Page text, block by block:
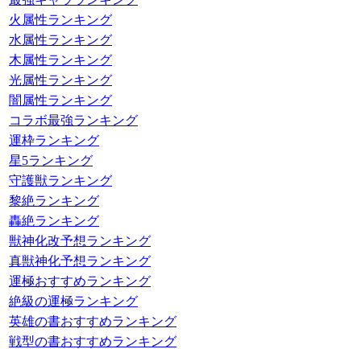
火属性ランキング
水属性ランキング
木属性ランキング
光属性ランキング
闇属性ランキング
コラボ最強ランキング
運枠ランキング
星5ランキング
守護獣ランキング
黎絶ランキング
轟絶ランキング
獣神化改予想ランキング
真獣神化予想ランキング
運極おすすめランキング
絶級の運極ランキング
英雄の書おすすめランキング
戦型の書おすすめランキング